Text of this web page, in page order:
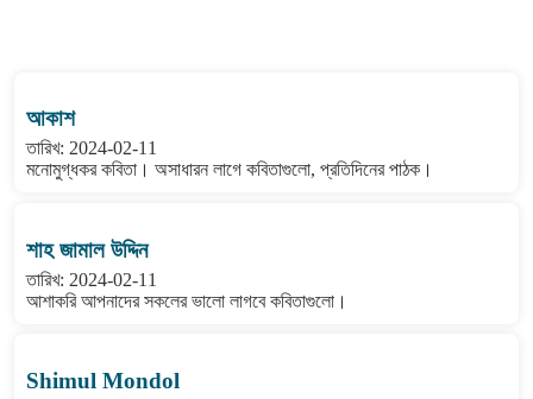
আকাশ
তারিখ: 2024-02-11
মনোমুগ্ধকর কবিতা। অসাধারন লাগে কবিতাগুলো, প্রতিদিনের পাঠক।
শাহ জামাল উদ্দিন
তারিখ: 2024-02-11
আশাকরি আপনাদের সকলের ভালো লাগবে কবিতাগুলো।
Shimul Mondol